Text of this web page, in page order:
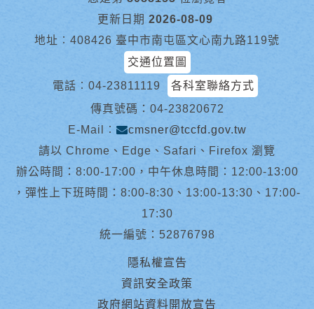
更新日期 2026-08-09
地址︰408426 臺中市南屯區文心南九路119號
交通位置圖
電話︰ 04-23811119
各科室聯絡方式
傳真號碼：04-23820672
E-Mail︰
cmsner@tccfd.gov.tw
請以 Chrome、Edge、Safari、Firefox 瀏覽
辦公時間：8:00-17:00，中午休息時間：12:00-13:00
，彈性上下班時間：8:00-8:30、13:00-13:30、17:00-
17:30
統一編號：52876798
隱私權宣告
資訊安全政策
政府網站資料開放宣告